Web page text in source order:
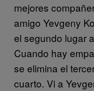
mejores
amigo Yevgeny
el segundo lugar
Cuando hay
se elimina el
cuarto. Vi a